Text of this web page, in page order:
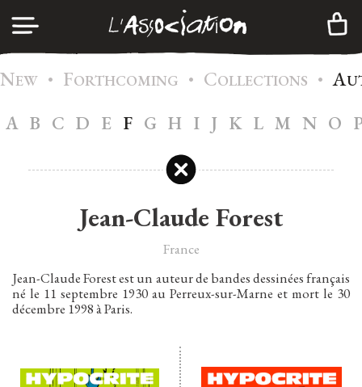
A GENDA
CATALOG
I
ONTACTS
N
LOG IN
CREATE AN ACCOUNT
NEW • FORTHCOMING • COLLECTIONS • A
A B C D E F G H I J K L M N O
Jean-Claude Forest
France
Jean-Claude Forest est un auteur de bandes dessinées français
né le 11 septembre 1930 au Perreux-sur-Marne et mort le 30
décembre 1998 à Paris.